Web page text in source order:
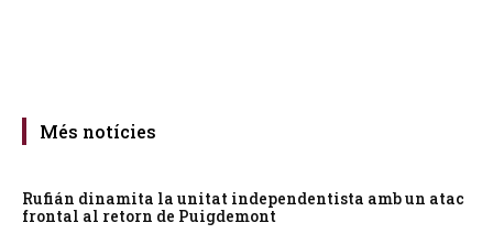
Més notícies
Rufián dinamita la unitat independentista amb un atac
frontal al retorn de Puigdemont